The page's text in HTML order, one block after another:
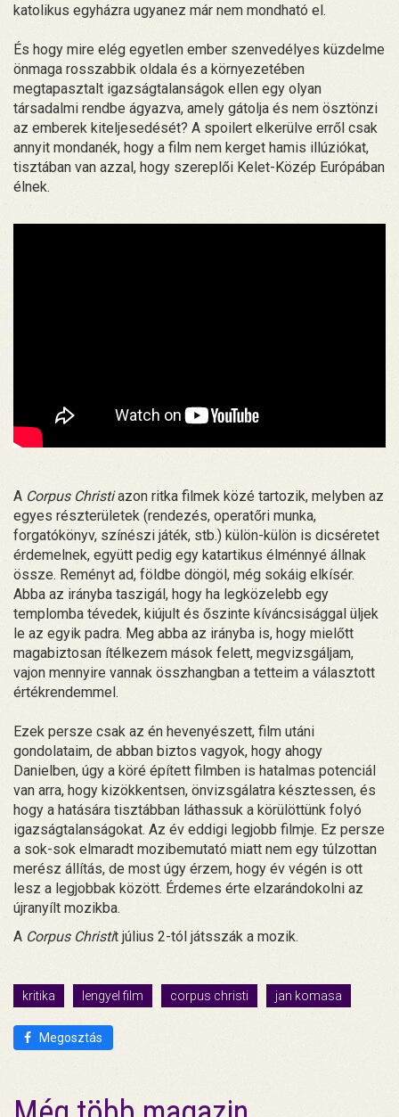
katolikus egyházra ugyanez már nem mondható el.
És hogy mire elég egyetlen ember szenvedélyes küzdelme
önmaga rosszabbik oldala és a környezetében
megtapasztalt igazságtalanságok ellen egy olyan
társadalmi rendbe ágyazva, amely gátolja és nem ösztönzi
az emberek kiteljesedését? A spoilert elkerülve erről csak
annyit mondanék, hogy a film nem kerget hamis illúziókat,
tisztában van azzal, hogy szereplői Kelet-Közép Európában
élnek.
A Corpus Christiazon ritka filmek közé tartozik, melyben az
egyes részterületek (rendezés, operatőri munka,
forgatókönyv, színészi játék, stb.) külön-külön is dicséretet
érdemelnek, együtt pedig egy katartikus élménnyé állnak
össze. Reményt ad, földbe döngöl, még sokáig elkísér.
Abba az irányba taszigál, hogy ha legközelebb egy
templomba tévedek, kiújult és őszinte kíváncsisággal üljek
le az egyik padra. Meg abba az irányba is, hogy mielőtt
magabiztosan ítélkezem mások felett, megvizsgáljam,
vajon mennyire vannak összhangban a tetteim a választott
értékrendemmel.
Ezek persze csak az én hevenyészett, film utáni
gondolataim, de abban biztos vagyok, hogy ahogy
Danielben, úgy a köré épített filmben is hatalmas potenciál
van arra, hogy kizökkentsen, önvizsgálatra késztessen, és
hogy a hatására tisztábban láthassuk a körülöttünk folyó
igazságtalanságokat. Az év eddigi legjobb filmje. Ez persze
a sok-sok elmaradt mozibemutató miatt nem egy túlzottan
merész állítás, de most úgy érzem, hogy év végén is ott
lesz a legjobbak között. Érdemes érte elzarándokolni az
újranyílt mozikba.
A Corpus Christit július 2-tól játsszák a mozik.
kritika lengyel film corpus christi jan komasa
Megosztás